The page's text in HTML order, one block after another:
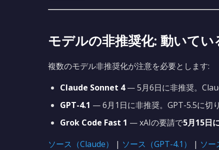
モデルの非推奨化: 動いて
複数のモデル非推奨化が注意を必要とします:
Claude Sonnet 4— 5月6日に非推奨。
GPT-4.1 — 6月1日に非推奨。GPT-5.5に切り
Grok Code Fast 1 — xAIの要請で5月15日
ソース（Claude）
| ソース（GPT-4.1） | ソー